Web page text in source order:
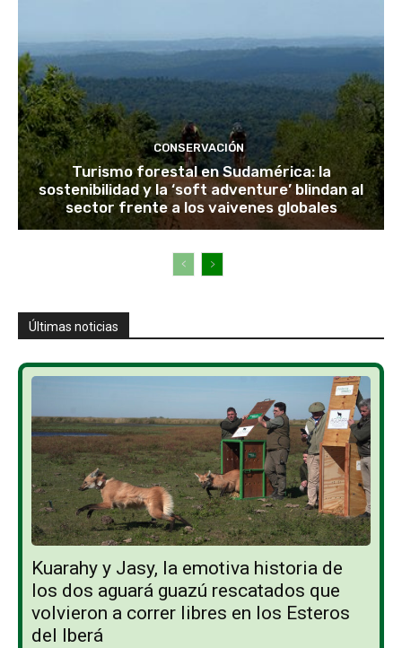
CONSERVACIÓN
Turismo forestal en Sudamérica: la
sostenibilidad y la ‘soft adventure’ blindan al
sector frente a los vaivenes globales
Últimas noticias
Kuarahy y Jasy, la emotiva historia de
los dos aguará guazú rescatados que
volvieron a correr libres en los Esteros
del Iberá